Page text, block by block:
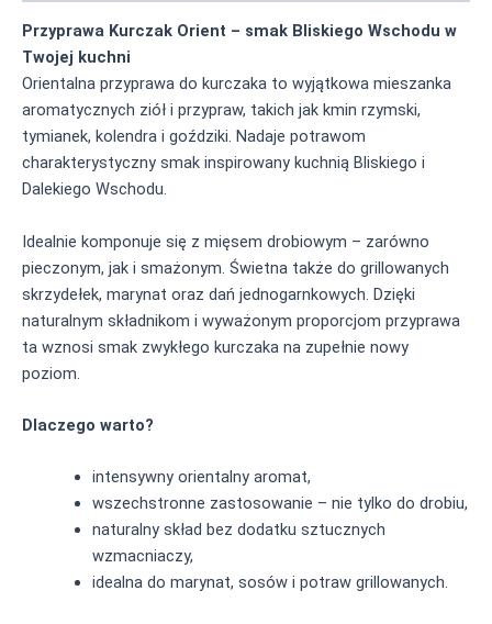
Przyprawa Kurczak Orient – smak Bliskiego Wschodu w
Twojej kuchni
Orientalna przyprawa do kurczaka to wyjątkowa mieszanka
aromatycznych ziół i przypraw, takich jak kmin rzymski,
tymianek, kolendra i goździki. Nadaje potrawom
charakterystyczny smak inspirowany kuchnią Bliskiego i
Dalekiego Wschodu.
Idealnie komponuje się z mięsem drobiowym – zarówno
pieczonym, jak i smażonym. Świetna także do grillowanych
skrzydełek, marynat oraz dań jednogarnkowych. Dzięki
naturalnym składnikom i wyważonym proporcjom przyprawa
ta wznosi smak zwykłego kurczaka na zupełnie nowy
poziom.
Dlaczego warto?
intensywny orientalny aromat,
wszechstronne zastosowanie – nie tylko do drobiu,
naturalny skład bez dodatku sztucznych
wzmacniaczy,
idealna do marynat, sosów i potraw grillowanych.